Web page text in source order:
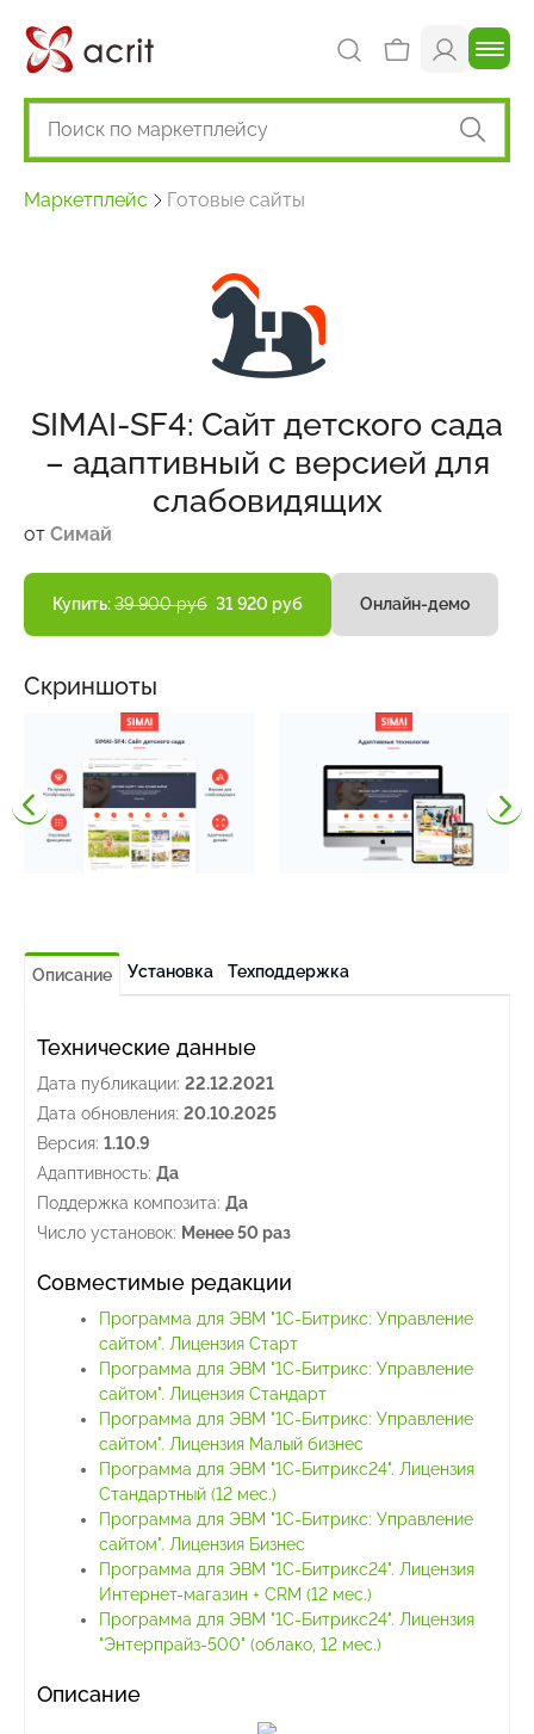
Маркетплейс Готовые сайты
SIMAI-SF4: Сайт детского сада
– адаптивный с версией для
слабовидящих
от Симай
Купить:39 900 руб 31 920 руб Онлайн-демо
Скриншоты
Описание Установка Техподдержка
Технические данные
Дата публикации: 22.12.2021
Дата обновления: 20.10.2025
Версия: 1.10.9
Адаптивность: Да
Поддержка композита: Да
Число установок: Менее 50 раз
Совместимые редакции
Программа для ЭВМ "1С-Битрикс: Управление
сайтом". Лицензия Старт
Программа для ЭВМ "1С-Битрикс: Управление
сайтом". Лицензия Стандарт
Программа для ЭВМ "1С-Битрикс: Управление
сайтом". Лицензия Малый бизнес
Программа для ЭВМ "1С-Битрикс24". Лицензия
Стандартный (12 мес.)
Программа для ЭВМ "1С-Битрикс: Управление
сайтом". Лицензия Бизнес
Программа для ЭВМ "1С-Битрикс24". Лицензия
Интернет-магазин + CRM (12 мес.)
Программа для ЭВМ "1С-Битрикс24". Лицензия
"Энтерпрайз-500" (облако, 12 мес.)
Описание